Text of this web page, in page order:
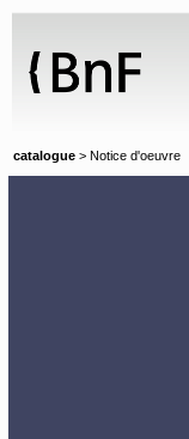
catalogue > Notice d'oeuvre